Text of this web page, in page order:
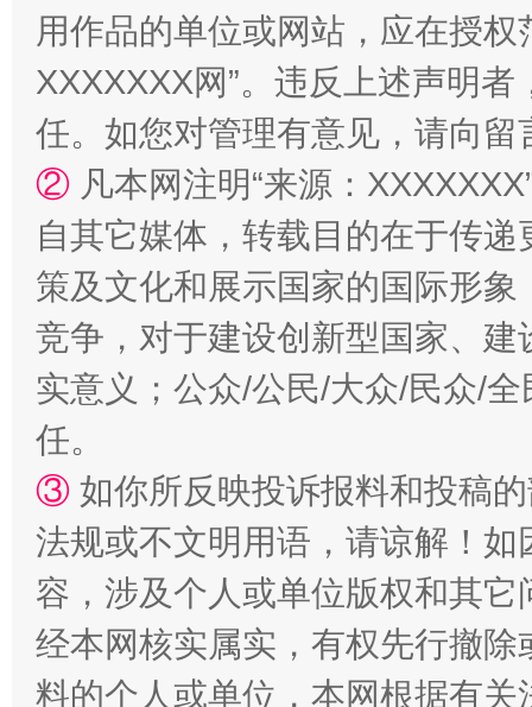
漫山遍野的桃花与雪山、麦地、白藏房 除
招工难、用工荒背后
用作品的单位或网站，应在授
XXXXXXX网”。违反上述声明
任。如您对管理有意见，请向
② 凡本网注明“来源：
自其它媒体，转载目的在于传
策及文化和展示国家的国际形
竞争，对于建设创新型国家、
实意义；公众/公民/大众/民众/
任。
③ 如你所反映投诉报料和投稿
法规或不文明用语，请谅解！
容，涉及个人或单位版权和其它
经本网核实属实，有权先行撤
料的个人或单位，本网根据有